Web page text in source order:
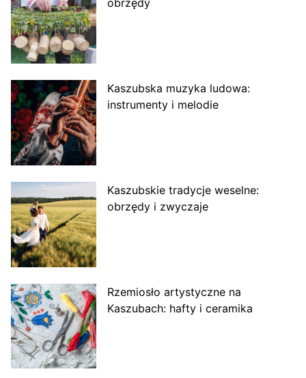
obrzędy
Kaszubska muzyka ludowa:
instrumenty i melodie
Kaszubskie tradycje weselne:
obrzędy i zwyczaje
Rzemiosło artystyczne na
Kaszubach: hafty i ceramika